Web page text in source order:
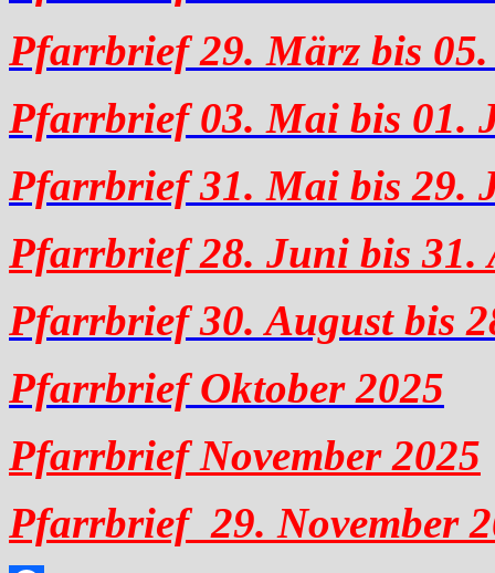
Pfarrbrief 29. März bis
Pfarrbrief 03. Mai bis 01.
Pfarrbrief 31. Mai bis 29.
Pfarrbrief 28. Juni bis 31.
Pfarrbrief 30. August bis
Pfarrbrief Oktober 2025
Pfarrbrief November 2025
Pfarrbrief 29. November